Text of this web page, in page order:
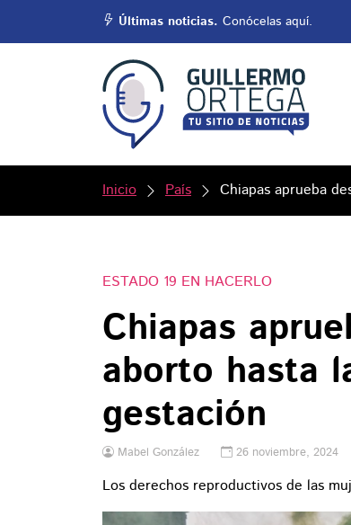
Últimas noticias. Conócelas aquí.
Inicio País Chiapas aprueba
ESTADO 19 EN HACERLO
Chiapas
aborto hasta
gestación
Mabel González 26 noviembre, 2024
Los derechos reproductivos de las